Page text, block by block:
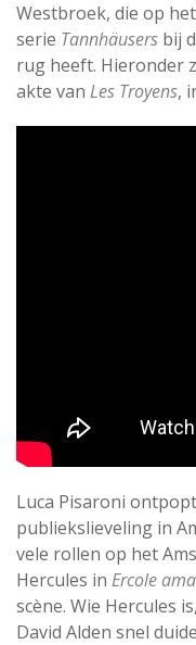
Westbroek, die op
serie Tannhäusers bij
rug heeft. Hieronder
akte van Les Troyens,
Luca Pisaroni
publiekslieveling in
vele rollen op het
Hercules in Ercole
scène. Wie Hercules
David Alden snel